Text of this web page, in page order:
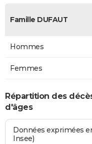
Famille DUFAUT
Hommes
Femmes
Répartition des
d'âges
Données exprimées
Insee)